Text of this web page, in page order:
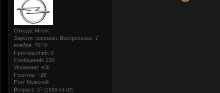
Откуда: Minsk
Зарегистрирован: Воскресенье, 7
ноября, 2010г.
Приглашений: 0
Сообщений: 230
Уважение: +36
Позитив: +28
Пол: Мужской
Возраст: 37 [1989-04-07]